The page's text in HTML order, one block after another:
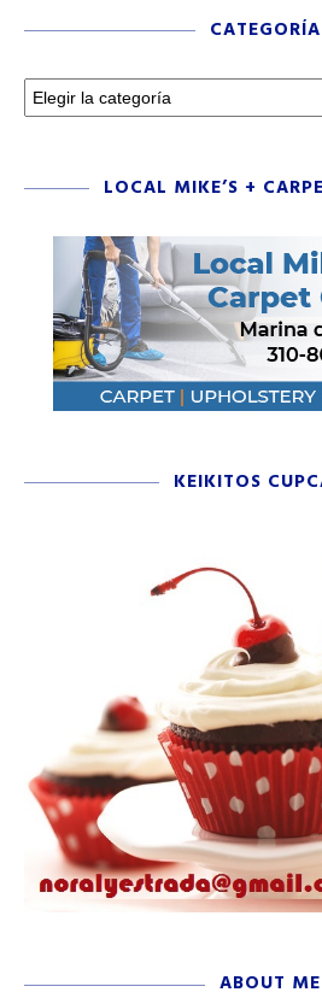
LOCAL MIKE’S +
KEIKITOS
ABOUT ME